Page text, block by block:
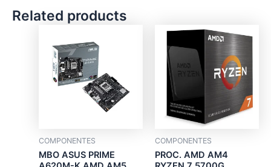
Related products
COMPONENTES
MBO ASUS PRIME
COMPONENTES
PROC. AMD AM4